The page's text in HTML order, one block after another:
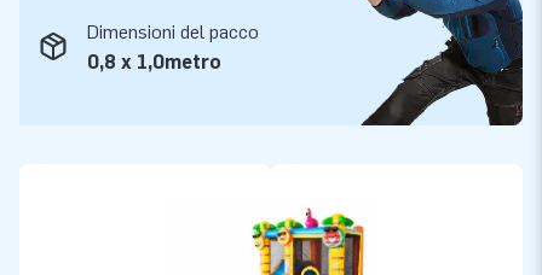
Dimensioni del pacco
0,8 x 1,0metro